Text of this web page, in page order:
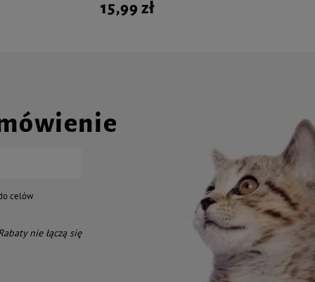
15,99 zł
celów
nie łączą się